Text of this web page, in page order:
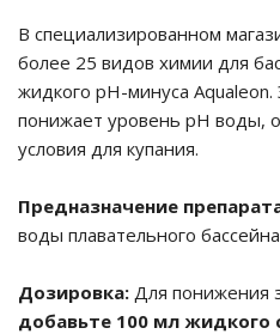
батареи
систем
Delta
ИБП
В специализированном
более 25 видов химии для
жидкого pH-минуса
понижает уровень pH воды,
условия для купания.
Предназначение
воды плавательного
Дозировка: Для понижения
добавьте 100 мл жидкого